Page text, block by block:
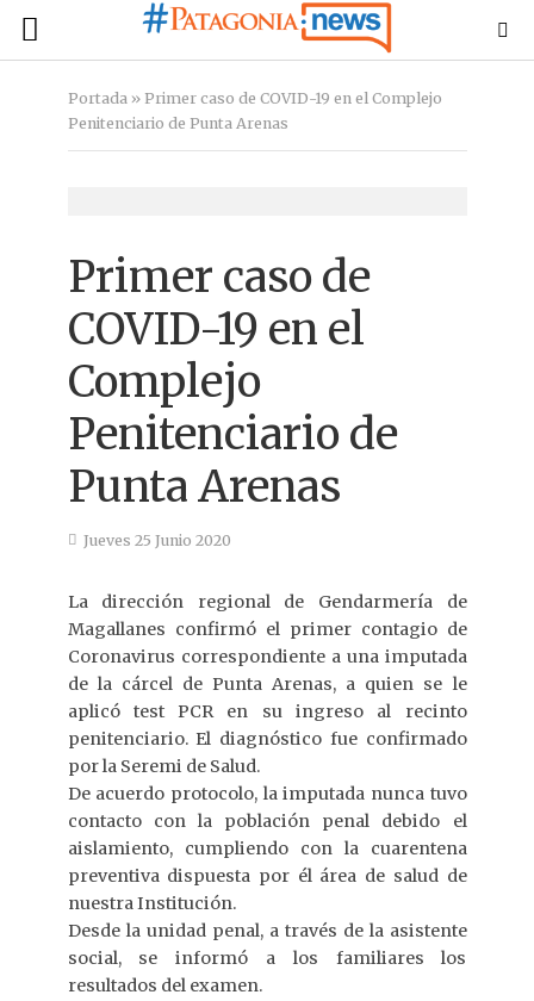
Portada» Primer caso de COVID-19 en el Complejo
Penitenciario de Punta Arenas
Primer caso de
COVID-19 en el
Complejo
Penitenciario de
Punta Arenas
Jueves 25 Junio 2020
La dirección regional de Gendarmería de
Magallanes confirmó el primer contagio de
Coronavirus correspondiente a una imputada
de la cárcel de Punta Arenas, a quien se le
aplicó test PCR en su ingreso al recinto
penitenciario. El diagnóstico fue confirmado
por la Seremi de Salud.
De acuerdo protocolo, la imputada nunca tuvo
contacto con la población penal debido el
aislamiento, cumpliendo con la cuarentena
preventiva dispuesta por él área de salud de
nuestra Institución.
Desde la unidad penal, a través de la asistente
social, se informó a los familiares los
resultados del examen.